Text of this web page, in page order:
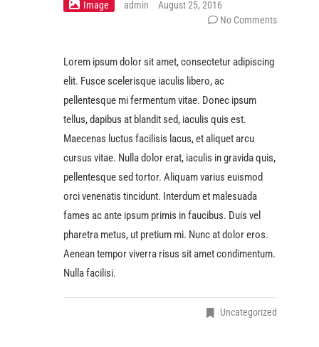
Image admin
August 25, 2016
No Comments
Lorem ipsum dolor sit amet, consectetur adipiscing
elit. Fusce scelerisque iaculis libero, ac
pellentesque mi fermentum vitae. Donec ipsum
tellus, dapibus at blandit sed, iaculis quis est.
Maecenas luctus facilisis lacus, et aliquet arcu
cursus vitae. Nulla dolor erat, iaculis in gravida quis,
pellentesque sed tortor. Aliquam varius euismod
orci venenatis tincidunt. Interdum et malesuada
fames ac ante ipsum primis in faucibus. Duis vel
pharetra metus, ut pretium mi. Nunc at dolor eros.
Aenean tempor viverra risus sit amet condimentum.
Nulla facilisi.
Uncategorized